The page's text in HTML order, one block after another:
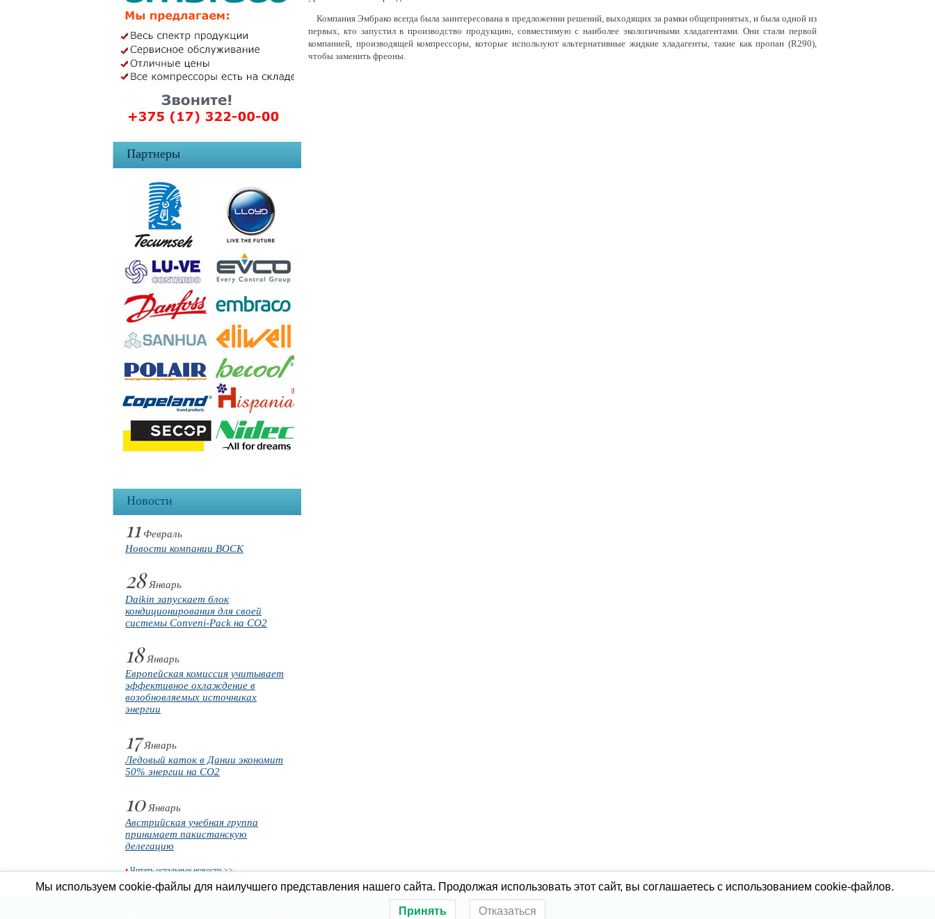
Партнеры
Новости
11 Февраль
Новости компании BOCK
28Январь
Daikin запускает блок
кондиционирования для своей
системы Conveni-Pack на CO2
18Январь
Европейская комиссия учитывает
эффективное охлаждение в
возобновляемых источниках
энергии
17Январь
Ледовый каток в Дании экономит
50% энергии на CO2
10Январь
Австрийская учебная группа
принимает пакистанскую
делегацию
• Читать остальные новости >>
Компания Эмбрако всегда была заинтересована в предложении решений, выходящих за рамки общепринятых, и была одной из
первых, кто запустил в производство продукцию, совместимую с наиболее экологичными хладагентами. Они стали первой
компанией, производящей компрессоры, которые используют альтернативные жидкие хладагенты, такие как пропан (R290),
чтобы заменить фреоны.
Ремонт холодильного оборудования
Мы используем cookie-файлы для наилучшего представления нашего сайта. Продолжая использовать этот сайт, вы соглашаетесь с использованием cookie-файлов.
Принять Отказаться